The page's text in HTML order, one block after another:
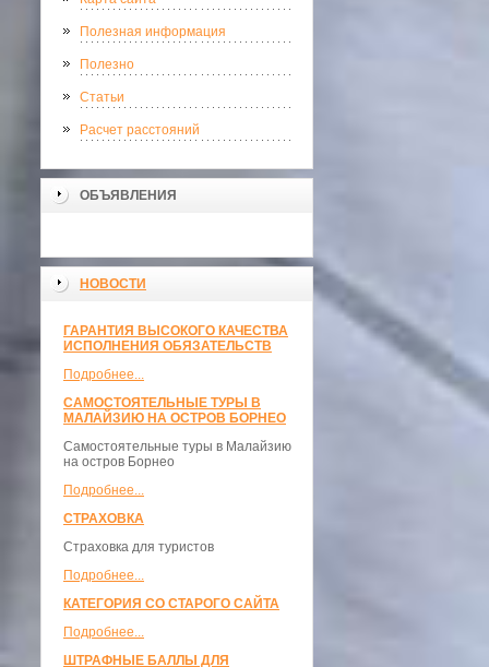
Полезная информация
Полезно
Статьи
Расчет расстояний
ОБЪЯВЛЕНИЯ
НОВОСТИ
ГАРАНТИЯ ВЫСОКОГО КАЧЕСТВА
ИСПОЛНЕНИЯ ОБЯЗАТЕЛЬСТВ
Подробнее...
САМОСТОЯТЕЛЬНЫЕ ТУРЫ В
МАЛАЙЗИЮ НА ОСТРОВ БОРНЕО
Самостоятельные туры в Малайзию
на остров Борнео
Подробнее...
СТРАХОВКА
Страховка для туристов
Подробнее...
КАТЕГОРИЯ СО СТАРОГО САЙТА
Подробнее...
ШТРАФНЫЕ БАЛЛЫ ДЛЯ